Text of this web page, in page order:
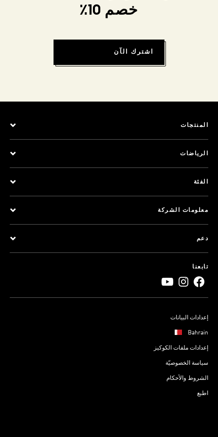
خصم 10٪
اشترك الآن
المنتجات
الرياضات
الفئة
معلومات الشركة
دعم
تابعنا
إعدادات البيانات
Bahrain
إعدادات ملفات الكوكيز
سياسة الخصوصيّة
الشروط والأحكام
اطبع